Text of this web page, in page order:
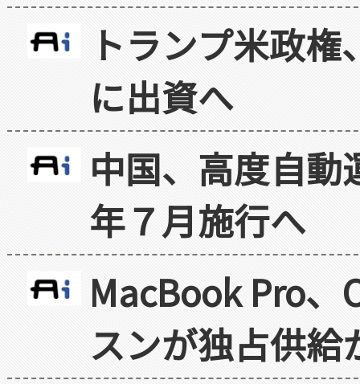
トランプ米政
に出資へ
中国、高度自
年７月施行へ
MacBook Pro
スンが独占供給